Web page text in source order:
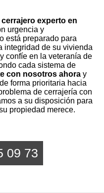
cerrajero experto en
urgencia y
está preparado para
integridad de su vivienda
confíe en la veteranía de
cada sistema de
con nosotros ahora y
forma prioritaria hacia
de cerrajería con
a su disposición para
propiedad merece.
09 73